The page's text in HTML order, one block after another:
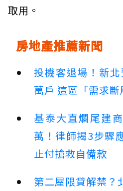
取用。
房地產推薦新聞
投機客退場！新
萬戶 這區「需求
基泰大直爛尾建
萬！律師揭3步驟
止付搶救自備款
第二屋限貸解禁？